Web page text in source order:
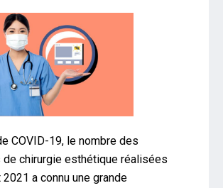
COVID-19, le nombre des
de chirurgie esthétique réalisées
a connu une grande